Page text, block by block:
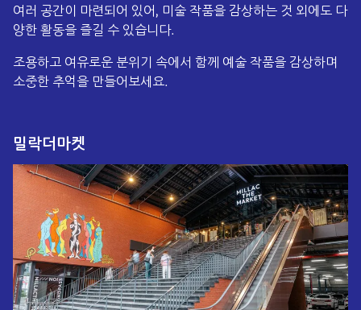
여러 공간이 마련되어 있어, 미술 작품을 감상하는 것 외에도 다
양한 활동을 즐길 수 있습니다.
조용하고 여유로운 분위기 속에서 함께 예술 작품을 감상하며
소중한 추억을 만들어보세요.
밀락더마켓